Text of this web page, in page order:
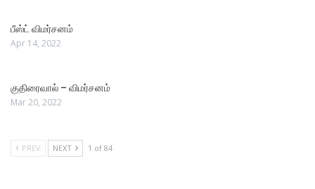
பீஸ்ட் விமர்சனம்
Apr 14, 2022
குதிரைவால் – விமர்சனம்
Mar 20, 2022
PREV NEXT 1 of 84